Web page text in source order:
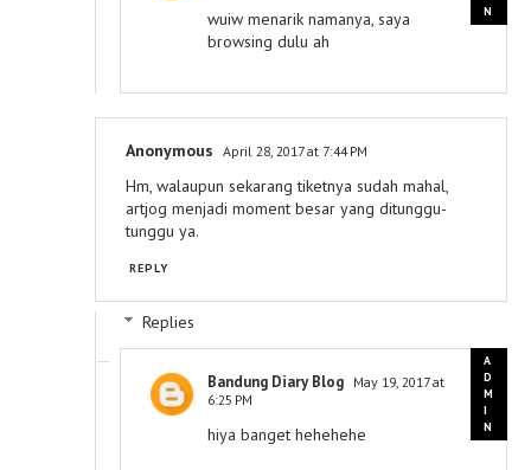
wuiw menarik namanya, saya
browsing dulu ah
Anonymous April 28, 2017 at 7:44 PM
Hm, walaupun sekarang tiketnya sudah mahal,
artjog menjadi moment besar yang ditunggu-
tunggu ya.
REPLY
Replies
Bandung Diary Blog May 19, 2017 at
6:25 PM
hiya banget hehehehe